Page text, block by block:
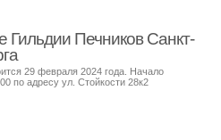
Гильдии Печников Санкт-
29 февраля 2024 года. Начало
по адресу ул. Стойкости 28к2